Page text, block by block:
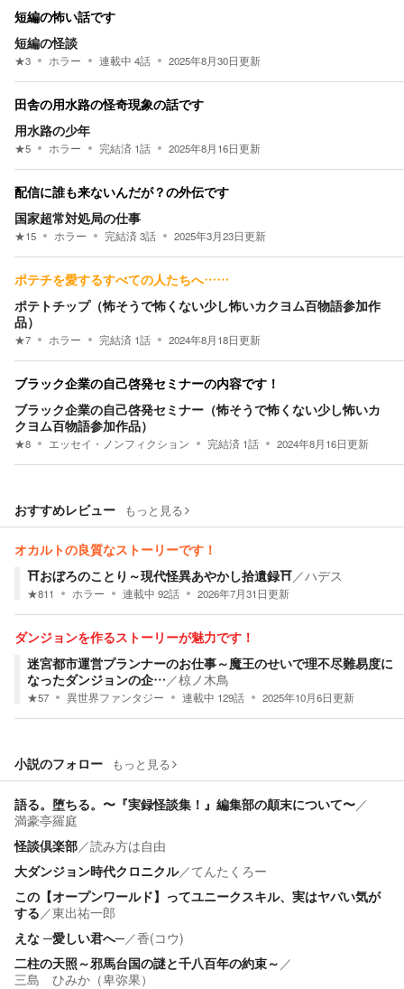
短編の怖い話です
短編の怪談
★3 ホラー 連載中 4話 2025年8月30日更新
田舎の用水路の怪奇現象の話です
用水路の少年
★5 ホラー 完結済 1話 2025年8月16日更新
配信に誰も来ないんだが？の外伝です
国家超常対処局の仕事
★15 ホラー 完結済3話 2025年3月23日更新
ポテチを愛するすべての人たちへ……
ポテトチップ（怖そうで怖くない少し怖いカクヨム百物語参加作
品）
★7 ホラー 完結済 1話 2024年8月18日更新
ブラック企業の自己啓発セミナーの内容です！
ブラック企業の自己啓発セミナー（怖そうで怖くない少し怖いカ
クヨム百物語参加作品）
★8 エッセイ・ノンフィクション 完結済 1話 2024年8月16日更新
おすすめレビュー もっと見る
オカルトの良質なストーリーです！
⛩️おぼろのことり～現代怪異あやかし拾遺録⛩️／ハデス
★811 ホラー 連載中 92話 2026年7月31日更新
ダンジョンを作るストーリーが魅力です！
迷宮都市運営プランナーのお仕事～魔王のせいで理不尽難易度に
なったダンジョンの企…／椋ノ木鳥
★57 異世界ファンタジー 連載中 129話 2025年10月6日更新
小説のフォロー もっと見る
語る。堕ちる。〜『実録怪談集！』編集部の顛末について〜／
満豪亭羅庭
怪談倶楽部／読み方は自由
大ダンジョン時代クロニクル／てんたくろー
この【オープンワールド】ってユニークスキル、実はヤバい気が
する／東出祐一郎
えな ─愛しい君へ─／香(コウ)
二柱の天照～邪馬台国の謎と千八百年の約束～ ／
三島 ひみか（卑弥果）